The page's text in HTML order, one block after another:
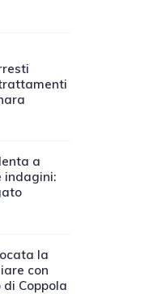
a
indagini:
la
con
di Coppola